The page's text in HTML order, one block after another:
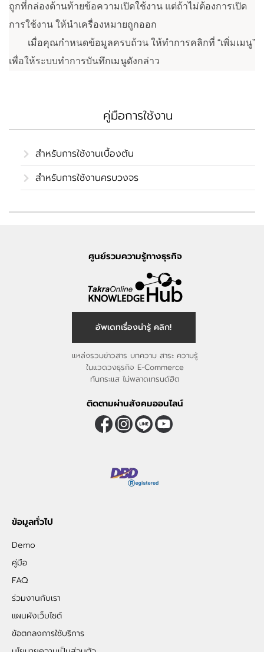
ถูกที่กล่องด้านท้ายข้อความเปิดใช้งาน แต่ถ้าไม่ต้องการเปิด
การใช้งาน ให้นำเครื่องหมายถูกออก
เมื่อคุณกำหนดข้อมูลครบถ้วน ให้ทำการคลิกที่ “เพิ่มเมนู”
เพื่อให้ระบบทำการบันทึกเมนูดังกล่าว
คู่มือการใช้งาน
สำหรับการใช้งานเบื้องต้น
สำหรับการใช้งานครบวงจร
ศูนย์รวมความรู้ทางธุรกิจ
อัพเดทเรื่องน่ารู้ คลิก!
แหล่งรวมข่าวสาร บทความ สาระ ความรู้
ในแวดวงธุรกิจ E-Commerce
ทันกระแส ไม่พลาดเทรนด์ฮิต
ติดตามผ่านสังคมออนไลน์
ข้อมูลทั่วไป
Demo
คู่มือ
FAQ
ร่วมงานกับเรา
แผนผังเว็บไซต์
ข้อตกลงการใช้บริการ